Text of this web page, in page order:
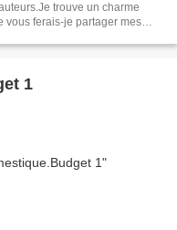
trouve un charme
vous ferais-je partager mes
1